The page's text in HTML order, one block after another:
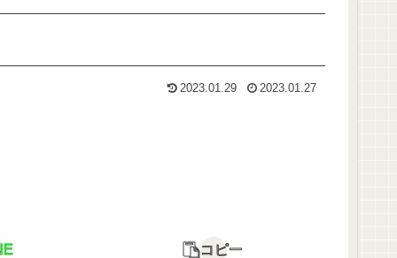
2023.01.29 2023.01.27
コピー